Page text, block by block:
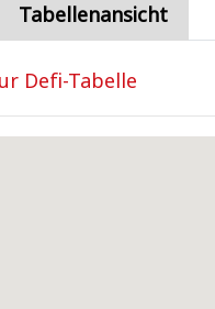
Tabellenansicht
Defi-Tabelle